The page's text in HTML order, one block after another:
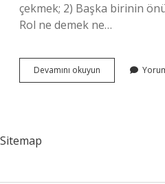
çekmek; 2) Başka birinin
Rol ne demek ne…
Devamını okuyun
Rol
Sitemap